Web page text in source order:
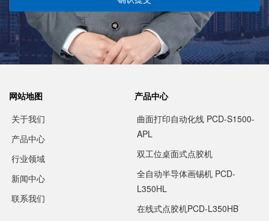
网站地图
关于我们
产品中心
行业领域
新闻中心
联系我们
产品中心
曲面打印自动化线 PCD-S1500-
APL
双工位桌面式点胶机
全自动半导体画锡机 PCD-
L350HL
在线式点胶机PCD-L350HB